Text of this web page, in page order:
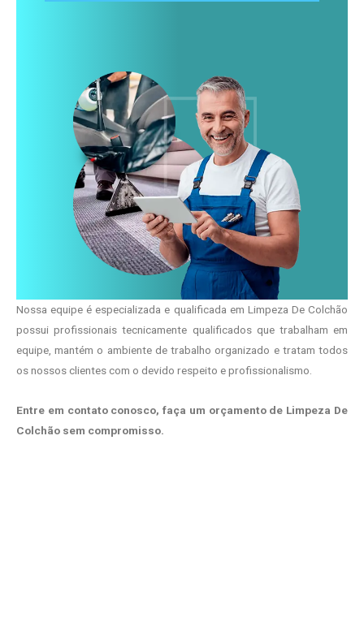
Nossa equipe é especializada e qualificada em Limpeza De Colchão
possui profissionais tecnicamente qualificados que trabalham em
equipe, mantém o ambiente de trabalho organizado e tratam todos
os nossos clientes com o devido respeito e profissionalismo.
Entre em contato conosco, faça um orçamento de Limpeza De
Colchão sem compromisso.